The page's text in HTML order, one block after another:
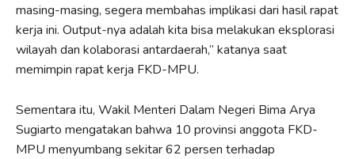
masing-masing, segera membahas implikasi dari hasil rapat
kerja ini. Output-nya adalah kita bisa melakukan eksplorasi
wilayah dan kolaborasi antardaerah,” katanya saat
memimpin rapat kerja FKD-MPU.
Sementara itu, Wakil Menteri Dalam Negeri Bima Arya
Sugiarto mengatakan bahwa 10 provinsi anggota FKD-
MPU menyumbang sekitar 62 persen terhadap